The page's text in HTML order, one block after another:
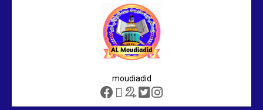
moudiadid
sénégalais au Maroc : mandat
international en cause
2 min 208
Sénégal – FMI : les discussions se
poursuivent autour du rapport ROSC